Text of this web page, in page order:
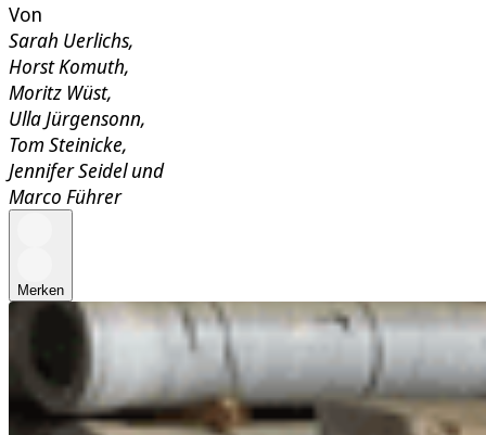
Von
Sarah Uerlichs,
Horst Komuth,
Moritz Wüst,
Ulla Jürgensonn,
Tom Steinicke,
Jennifer Seidelund
Marco Führer
Merken